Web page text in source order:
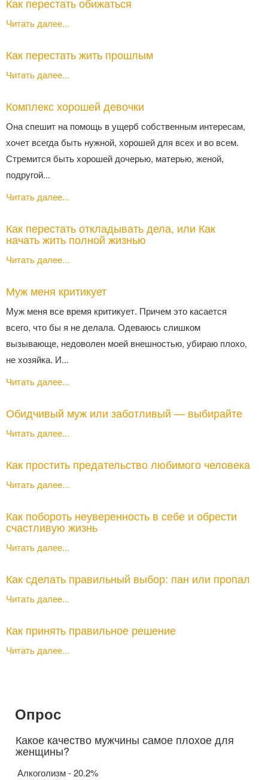
Как перестать обижаться
Читать далее...
Как перестать жить прошлым
Читать далее...
Комплекс хорошей девочки
Она спешит на помощь в ущерб собственным интересам,
хочет всегда быть нужной, хорошей для всех и во всем.
Стремится быть хорошей дочерью, матерью, женой,
подругой...
Читать далее...
Как перестать откладывать дела, или Как
начать жить полной жизнью
Читать далее...
Муж меня критикует
Муж меня все время критикует. Причем это касается
всего, что бы я не делала. Одеваюсь слишком
вызывающе, недоволен моей внешностью, убираю плохо,
не хозяйка. И...
Читать далее...
Обидчивый муж или заботливый — выбирайте
Читать далее...
Как простить предательство любимого человека
Читать далее...
Как побороть неуверенность в себе и обрести
счастливую жизнь
Читать далее...
Как сделать правильный выбор: пан или пропал
Читать далее...
Как принять правильное решение
Читать далее...
Опрос
Какое качество мужчины самое плохое для
женщины?
Алкоголизм - 20.2%